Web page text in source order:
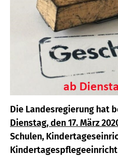
Die Landesregierung hat
Dienstag, den 17. März
Schulen,